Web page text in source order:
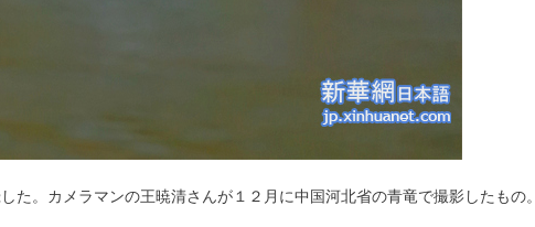
。カメラマンの王暁清さんが１２月に中国河北省の青竜で撮影したもの。